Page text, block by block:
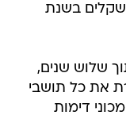
המדינה 35 מיליון שקלים בשנת
שלוש שנים,
את כל תושבי
דימות